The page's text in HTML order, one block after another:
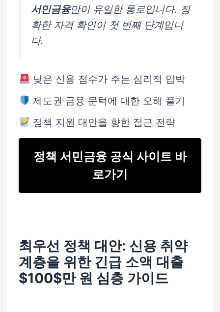
서민금융만이 유일한 통로입니다. 정
확한 자격 확인이 첫 번째 단계입니
다.
낮은 신용 점수가 주는 심리적 압박
제도권 금융 문턱에 대한 오해 풀기
정책 지원 대안을 향한 접근 전략
정책 서민금융 공식 사이트 바
로가기
최우선 정책 대안: 신용 취약
계층을 위한 긴급 소액 대출
$100$만 원 심층 가이드